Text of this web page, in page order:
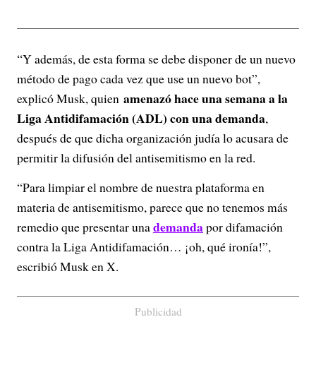
“Y además, de esta forma se debe disponer de un nuevo
método de pago cada vez que use un nuevo bot”,
explicó Musk, quien amenazó hace una semana a la
Liga Antidifamación (ADL) con una demanda,
después de que dicha organización judía lo acusara de
permitir la difusión del antisemitismo en la red.
“Para limpiar el nombre de nuestra plataforma en
materia de antisemitismo, parece que no tenemos más
remedio que presentar unademandapor difamación
contra la Liga Antidifamación… ¡oh, qué ironía!”,
escribió Musk en X.
Publicidad